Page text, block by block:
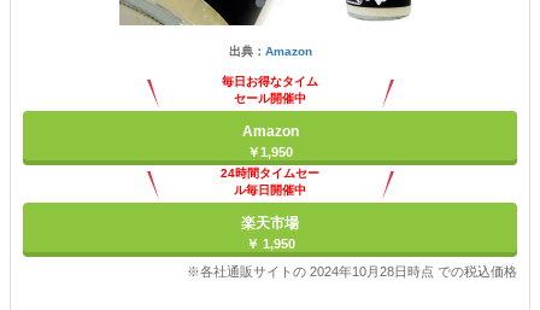
出典： Amazon
毎日お得なタイム
セール開催中
Amazon
￥1,950
24時間タイムセー
ル毎日開催中
楽天市場
￥ 1,950
※各社通販サイトの 2024年10月28日時点 での税込価格